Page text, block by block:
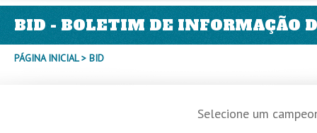
BID - BOLETIM DE INFORMAÇÃO
PÁGINA INICIAL> BID
Selecione um